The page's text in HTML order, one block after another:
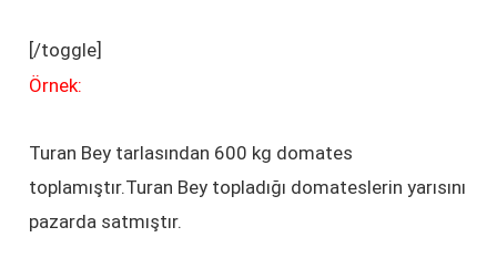
[/toggle]
Örnek:
Turan Bey tarlasından 600 kg domates
toplamıştır.Turan Bey topladığı domateslerin yarısını
pazarda satmıştır.